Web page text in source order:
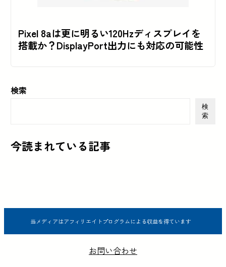
Pixel 8aは更に明るい120Hzディスプレイを
搭載か？DisplayPort出力にも対応の可能性
検索
検
索
今読まれている記事
当メディアはアフィリエイトプログラムによる収益を得ています
お問い合わせ